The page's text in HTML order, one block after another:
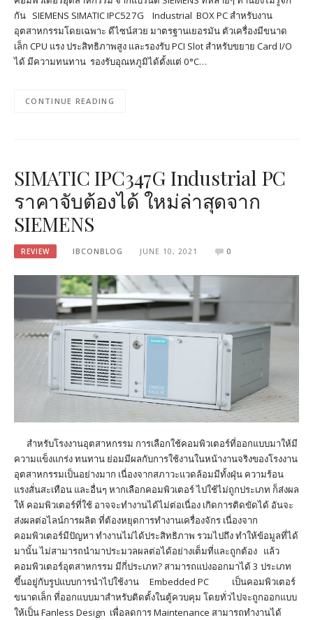
กัน SIEMENS SIMATIC IPC527G Industrial BOX PC สำหรับงาน
อุตสาหกรรมโดยเฉพาะ ดีไซน์สวย มาตรฐานเยอรมัน ตัวเครื่องมีขนาด
เล็ก CPU แรง ประสิทธิภาพสูง และรองรับ PCI Slot สำหรับขยาย Card I/O
ได้ มีความทนทาน รองรับอุณหภูมิได้ตั้งแต่ 0°C…
CONTINUE READING
SIMATIC IPC347G Industrial PC
ราคาจับต้องได้ ใหม่ล่าสุดจาก
SIEMENS
REVIEW IBCONBLOG JUNE 10, 2021 0
สำหรับโรงงานอุตสาหกรรม การเลือกใช้คอมพิวเตอร์ที่ออกแบบมาให้มี
ความแข็งแกร่ง ทนทาน ย่อมมีผลกับการใช้งานในหน้างานจริงของโรงงาน
อุตสาหกรรมเป็นอย่างมาก เนื่องจากสภาวะแวดล้อมมีทั้งฝุ่น ความร้อน
แรงสั่นสะเทือน และอื่นๆ หากเลือกคอมพิวเตอร์ ไปใช้ไม่ถูกประเภท ก็ส่งผล
ให้ คอมพิวเตอร์ที่ใช้ อาจจะทำงานได้ไม่ต่อเนื่อง เกิดการติดขัดได้ อันจะ
ส่งผลต่อไลน์การผลิต ที่ต้องหยุดการทำงานเครื่องจักร เนื่องจาก
คอมพิวเตอร์มีปัญหา ทำงานไม่ได้ประสิทธิภาพ รวมไปถึง ทำให้ข้อมูลที่ได้
มานั้น ไม่สามารถนำมาประมวลผลต่อได้อย่างเต็มที่และถูกต้อง แล้ว
คอมพิวเตอร์อุตสาหกรรม มีกี่ประเภท? สามารถแบ่งออกมาได้ 3 ประเภท
ขึ้นอยู่กับรูปแบบการนำไปใช้งาน Embedded PC เป็นคอมพิวเตอร์
ขนาดเล็ก ที่ออกแบบมาสำหรับติดตั้งในตู้ควบคุม โดยทั่วไปจะถูกออกแบบ
ให้เป็น Fanless Design เพื่อลดการ Maintenance สามารถทำงานได้